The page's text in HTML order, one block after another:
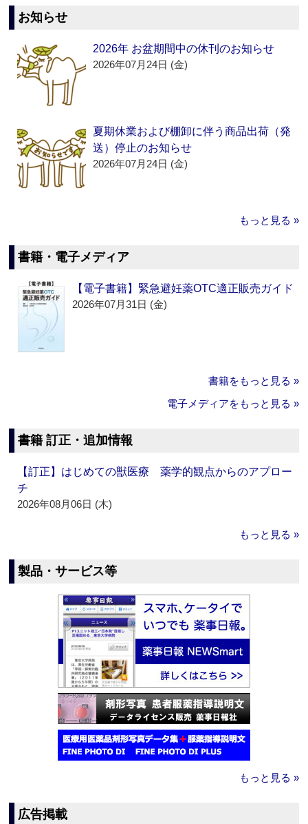
お知らせ
2026年 お盆期間中の休刊のお知らせ
2026年07月24日 (金)
夏期休業および棚卸に伴う商品出荷（発
送）停止のお知らせ
2026年07月24日 (金)
もっと見る »
書籍・電子メディア
【電子書籍】緊急避妊薬OTC適正販売ガイド
2026年07月31日 (金)
書籍をもっと見る »
電子メディアをもっと見る »
書籍 訂正・追加情報
【訂正】はじめての獣医療 薬学的観点からのアプロー
チ
2026年08月06日 (木)
もっと見る »
製品・サービス等
もっと見る »
広告掲載